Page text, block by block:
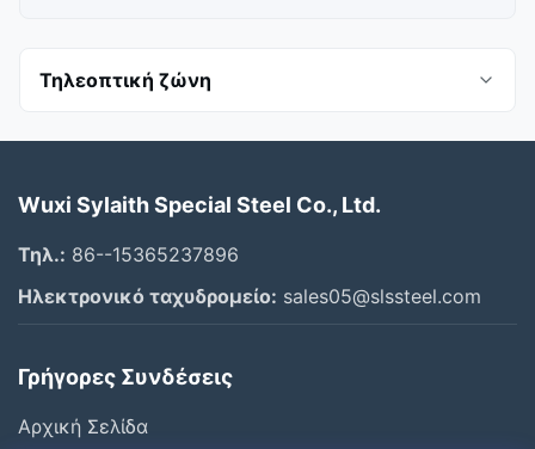
Τηλεοπτική ζώνη
Φύλλο από ανοξείδωτο χάλυβα
Άλλα βίντεο
Wuxi Sylaith Special Steel Co., Ltd.
Τηλ.: 86--15365237896
Ηλεκτρονικό ταχυδρομείο: sales05@slssteel.com
Γρήγορες Συνδέσεις
Αρχική Σελίδα